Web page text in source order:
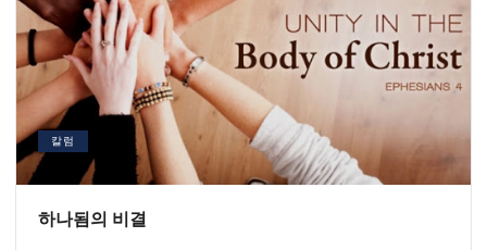
칼럼
하나됨의 비결